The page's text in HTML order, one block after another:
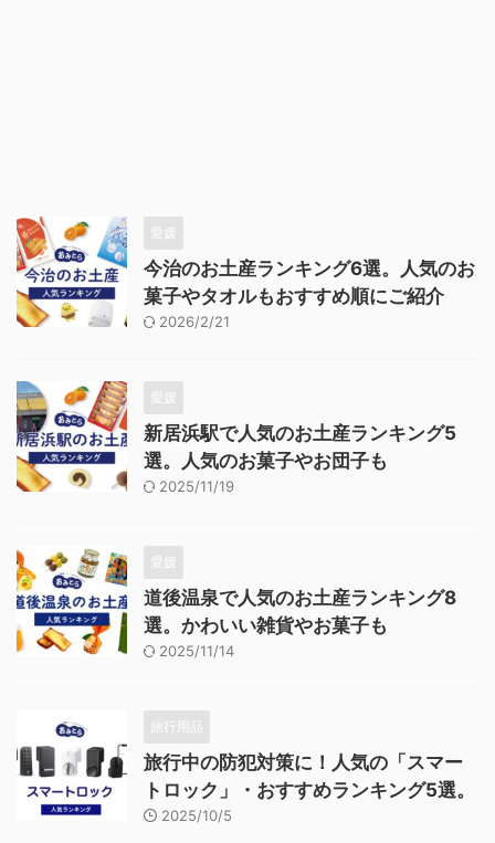
愛媛
今治のお土産ランキング6選。人気のお
菓子やタオルもおすすめ順にご紹介
2026/2/21
愛媛
新居浜駅で人気のお土産ランキング5
選。人気のお菓子やお団子も
2025/11/19
愛媛
道後温泉で人気のお土産ランキング8
選。かわいい雑貨やお菓子も
2025/11/14
旅行用品
旅行中の防犯対策に！人気の「スマー
トロック」・おすすめランキング5選。
2025/10/5